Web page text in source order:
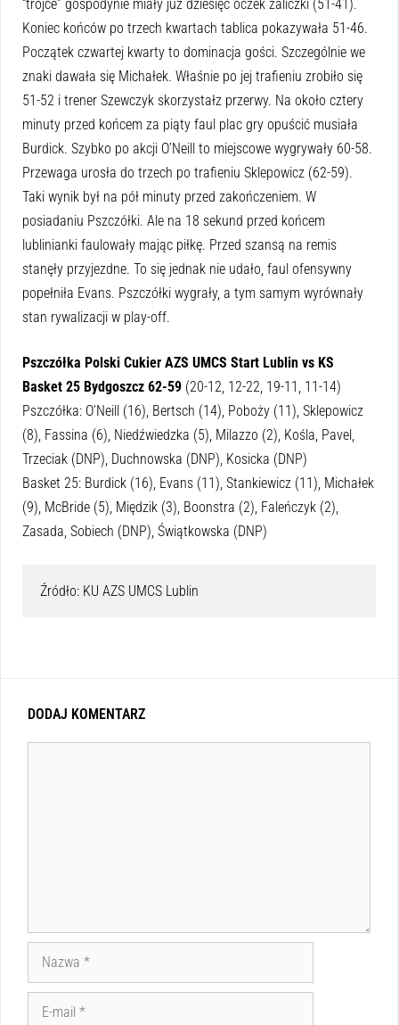
“trójce” gospodynie miały już dziesięć oczek zaliczki (51-41).
Koniec końców po trzech kwartach tablica pokazywała 51-46.
Początek czwartej kwarty to dominacja gości. Szczególnie we
znaki dawała się Michałek. Właśnie po jej trafieniu zrobiło się
51-52 i trener Szewczyk skorzystałz przerwy. Na około cztery
minuty przed końcem za piąty faul plac gry opuścić musiała
Burdick. Szybko po akcji O’Neill to miejscowe wygrywały 60-58.
Przewaga urosła do trzech po trafieniu Sklepowicz (62-59).
Taki wynik był na pół minuty przed zakończeniem. W
posiadaniu Pszczółki. Ale na 18 sekund przed końcem
lublinianki faulowały mając piłkę. Przed szansą na remis
stanęły przyjezdne. To się jednak nie udało, faul ofensywny
popełniła Evans. Pszczółki wygrały, a tym samym wyrównały
stan rywalizacji w play-off.
Pszczółka Polski Cukier AZS UMCS Start Lublin vs KS
Basket 25 Bydgoszcz 62-59 (20-12, 12-22, 19-11, 11-14)
Pszczółka: O’Neill (16), Bertsch (14), Poboży (11), Sklepowicz
(8), Fassina (6), Niedźwiedzka (5), Milazzo (2), Kośla, Pavel,
Trzeciak (DNP), Duchnowska (DNP), Kosicka (DNP)
Basket 25: Burdick (16), Evans (11), Stankiewicz (11), Michałek
(9), McBride (5), Międzik (3), Boonstra (2), Faleńczyk (2),
Zasada, Sobiech (DNP), Świątkowska (DNP)
Źródło: KU AZS UMCS Lublin
DODAJ KOMENTARZ